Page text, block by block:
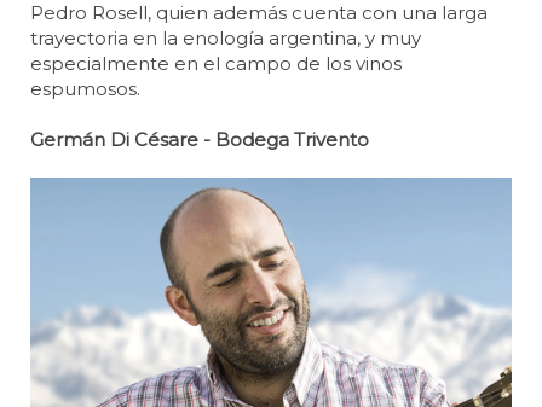
Pedro Rosell, quien además cuenta con una larga
trayectoria en la enología argentina, y muy
especialmente en el campo de los vinos
espumosos.
Germán Di Césare - Bodega Trivento